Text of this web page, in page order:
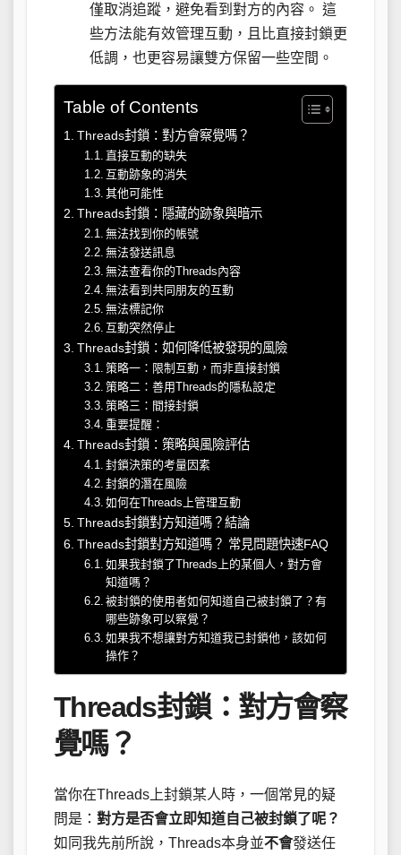
僅取消追蹤，避免看到對方的內容。 這
些方法能有效管理互動，且比直接封鎖更
低調，也更容易讓雙方保留一些空間。
Table of Contents
Threads封鎖：對方會察覺嗎？
直接互動的缺失
互動跡象的消失
其他可能性
Threads封鎖：隱藏的跡象與暗示
無法找到你的帳號
無法發送訊息
無法查看你的Threads內容
無法看到共同朋友的互動
無法標記你
互動突然停止
Threads封鎖：如何降低被發現的風險
策略一：限制互動，而非直接封鎖
策略二：善用Threads的隱私設定
策略三：間接封鎖
重要提醒：
Threads封鎖：策略與風險評估
封鎖決策的考量因素
封鎖的潛在風險
如何在Threads上管理互動
Threads封鎖對方知道嗎？結論
Threads封鎖對方知道嗎？ 常見問題快速FAQ
如果我封鎖了Threads上的某個人，對方會
知道嗎？
被封鎖的使用者如何知道自己被封鎖了？有
哪些跡象可以察覺？
如果我不想讓對方知道我已封鎖他，該如何
操作？
Threads封鎖：對方會察
覺嗎？
當你在Threads上封鎖某人時，一個常見的疑
問是： 對方是否會立即知道自己被封鎖了呢？
如同我先前所說，Threads本身並不會發送任